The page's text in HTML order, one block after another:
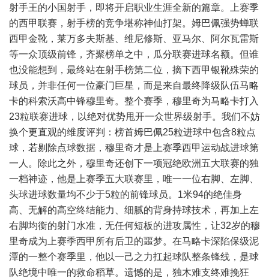
射手王的小国射手，即将开启职业生涯全新的篇章。上赛季
的西甲联赛，射手榜的竞争堪称神仙打架。姆巴佩强势蝉联
西甲金靴，莱万多夫斯基、维尼修斯、亚马尔、阿尔瓦雷斯
等一众顶级前锋，齐聚榜单之中，瓜分联赛进球名额。但谁
也没能想到，最终站在射手榜第二位，摘下西甲银靴殊荣的
球员，并非任何一位豪门巨星，而是来自最终降级队伍马略
卡的科索沃高中锋穆里奇。整个赛季，穆里奇为马略卡打入
23粒联赛进球，以绝对优势甩开一众世界级射手。我们不妨
换个更直观的维度评判：榜首姆巴佩25粒进球中包含8粒点
球，若剔除点球数据，穆里奇才是上赛季西甲运动战进球第
一人。除此之外，穆里奇还创下一项冠绝欧洲五大联赛的独
一档神迹，他是上赛季五大联赛里，唯一一位右脚、左脚、
头球进球数量均不少于5粒的前锋球员。1米94的绝佳身
高、无解的高空终结能力、细腻的背身持球技术，再加上左
右脚均衡的射门水准，无任何短板的进攻属性，让32岁的穆
里奇成为上赛季西甲所有后卫的噩梦。在马略卡深陷保级泥
潭的一整个赛季里，他以一己之力扛起球队整条锋线，是球
队绝境中唯一的救命稻草。遗憾的是，独木难支终难挽狂